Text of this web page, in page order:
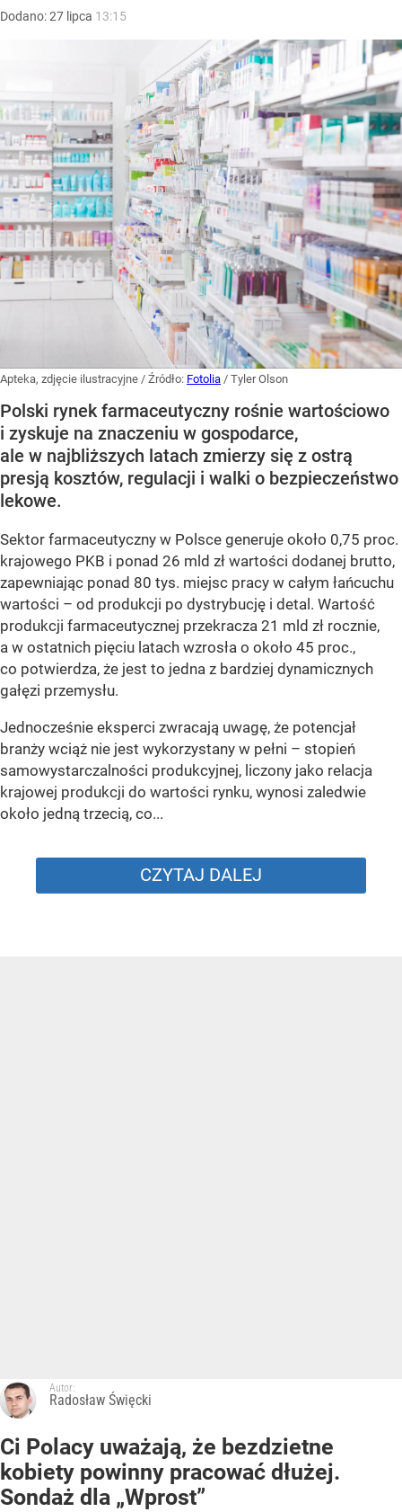
Dodano:27 lipca 13:15
Apteka, zdjęcie ilustracyjne / Źródło: Fotolia / Tyler Olson
Polski rynek farmaceutyczny rośnie wartościowo
i zyskuje na znaczeniu w gospodarce,
ale w najbliższych latach zmierzy się z ostrą
presją kosztów, regulacji i walki o bezpieczeństwo
lekowe.
Sektor farmaceutyczny w Polsce generuje około 0,75 proc.
krajowego PKB i ponad 26 mld zł wartości dodanej brutto,
zapewniając ponad 80 tys. miejsc pracy w całym łańcuchu
wartości – od produkcji po dystrybucję i detal. Wartość
produkcji farmaceutycznej przekracza 21 mld zł rocznie,
a w ostatnich pięciu latach wzrosła o około 45 proc.,
co potwierdza, że jest to jedna z bardziej dynamicznych
gałęzi przemysłu.
Jednocześnie eksperci zwracają uwagę, że potencjał
branży wciąż nie jest wykorzystany w pełni – stopień
samowystarczalności produkcyjnej, liczony jako relacja
krajowej produkcji do wartości rynku, wynosi zaledwie
około jedną trzecią, co...
CZYTAJ DALEJ
Autor:
Radosław Święcki
Ci Polacy uważają, że bezdzietne
kobiety powinny pracować dłużej.
Sondaż dla „Wprost”